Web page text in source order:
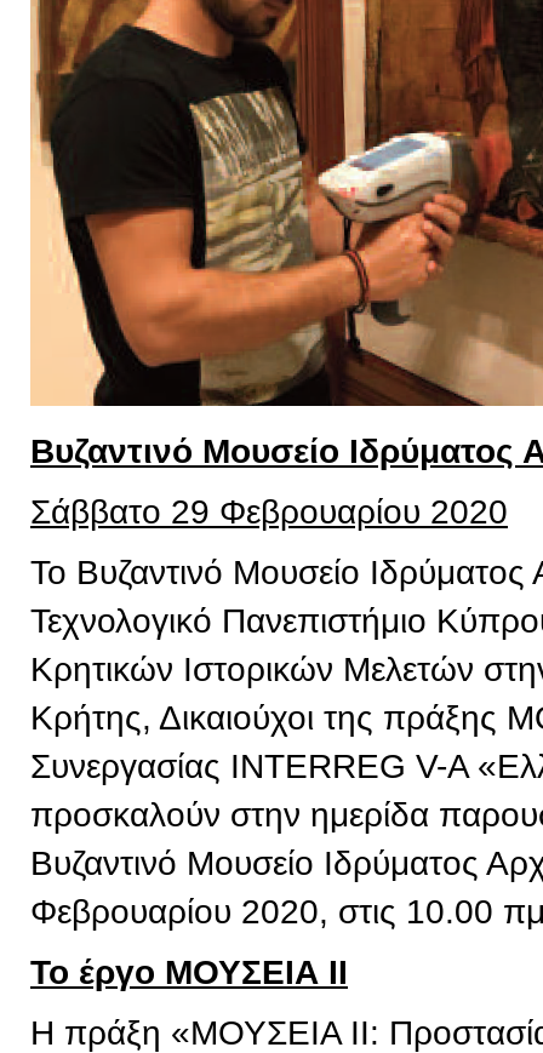
Βυζαντινό Μουσείο Ιδρύματος
Σάββατο 29 Φεβρουαρίου 2020
Το Βυζαντινό Μουσείο
Τεχνολογικό Πανεπιστήμιο
Κρητικών Ιστορικών Μελετών
Κρήτης, Δικαιούχοι της πράξης
Συνεργασίας INTERREG V-A
προσκαλούν στην ημερίδα
Βυζαντινό Μουσείο Ιδρύματος
Φεβρουαρίου 2020, στις 10.00
Το έργο ΜΟΥΣΕΙΑ ΙΙ
Η πράξη «ΜΟΥΣΕΙΑ ΙΙ: Προστασία